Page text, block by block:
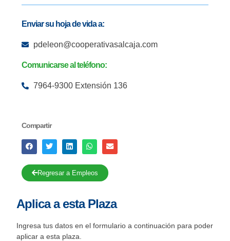
Enviar su hoja de vida a:
pdeleon@cooperativasalcaja.com
Comunicarse al teléfono:
7964-9300 Extensión 136
Compartir
Regresar a Empleos
Aplica a esta Plaza
Ingresa tus datos en el formulario a continuación para poder
aplicar a esta plaza.